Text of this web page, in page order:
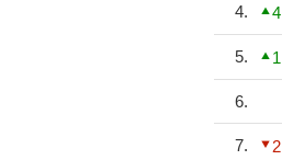
4. 4
5. 1
6.
7. 2